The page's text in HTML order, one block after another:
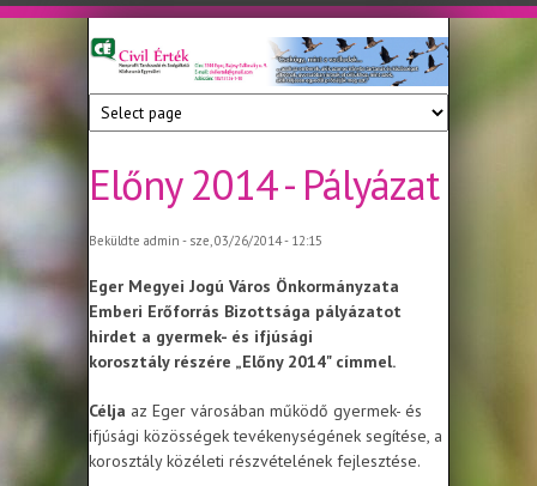
Ugrás a tartalomra
Civil
Érték
Nonprofit
Tanácsadó
és
Közhasznú
Előny 2014 - Pályázat
Beküldte admin - sze, 03/26/2014 - 12:15
Eger Megyei Jogú Város Önkormányzata
Emberi Erőforrás Bizottsága pályázatot
hirdet a gyermek- és ifjúsági
korosztály részére „Előny 2014" címmel.
Célja az Eger városában működő gyermek- és
ifjúsági közösségek tevékenységének segítése, a
korosztály közéleti részvételének fejlesztése.